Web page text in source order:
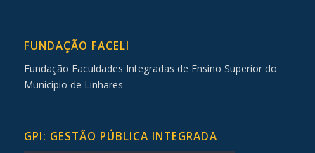
FUNDAÇÃO FACELI
Fundação Faculdades Integradas de Ensino Superior do
Município de Linhares
GPI: GESTÃO PÚBLICA INTEGRADA